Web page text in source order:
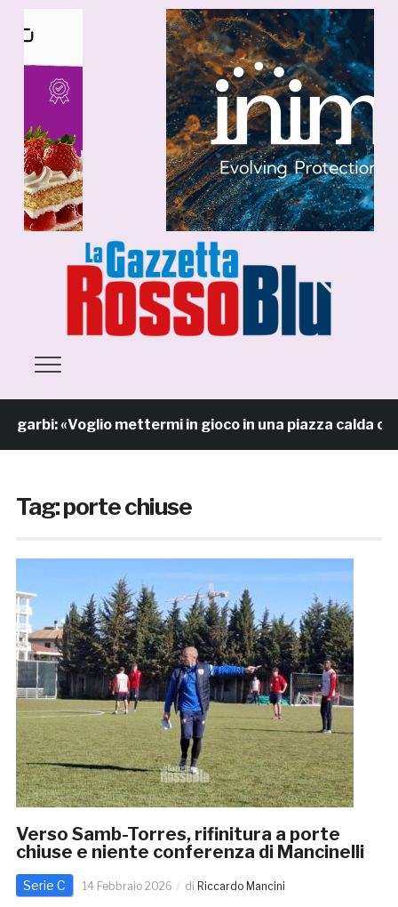
«Voglio mettermi in gioco in una piazza calda come
Tag:porte chiuse
Verso Samb-Torres, rifinitura a porte
chiuse e niente conferenza di Mancinelli
Serie C 14 Febbraio 2026 di Riccardo Mancini